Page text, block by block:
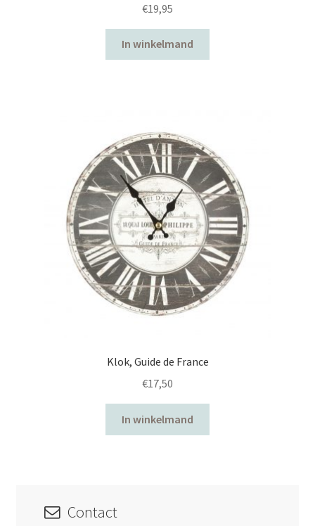
€19,95
In winkelmand
Klok, Guide de France
€17,50
In winkelmand
Contact